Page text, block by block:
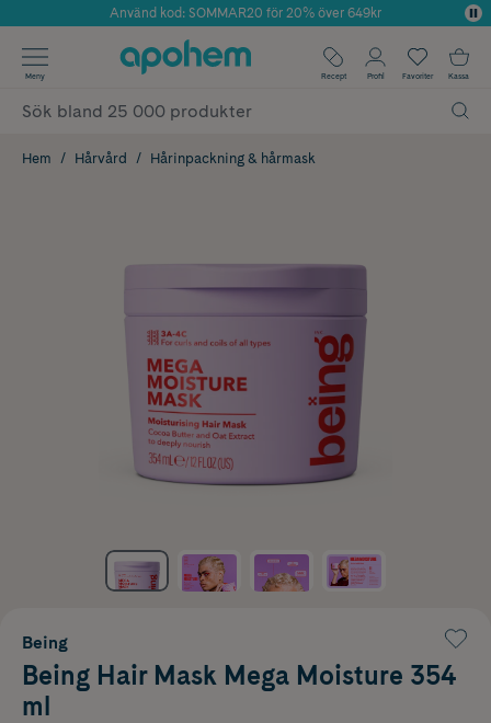
Årets Butik 2025 inom Skönhet
Använd kod: SOMMAR20 för 20% över 649kr
✓ Fri frakt
✓ Poäng på alla köp*
Meny Recept Profil Favoriter Kassa
Hem Hårvård Hårinpackning & hårmask
Being
Being Hair Mask Mega Moisture 354
ml